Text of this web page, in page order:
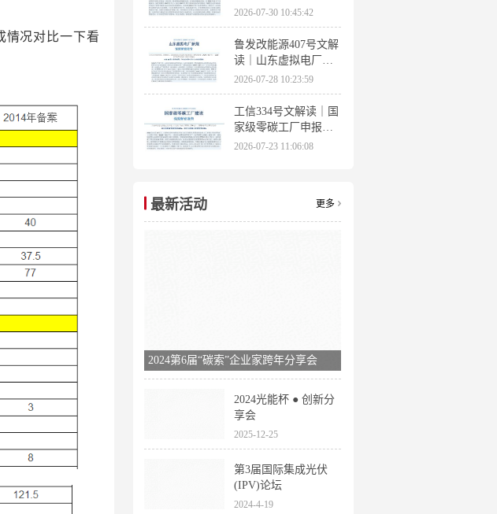
情况对比一下看
电价落地 电量电价下
调容量电价上调
2026-07-30 10:45:42
鲁发改能源407号文解
读｜山东虚拟电厂管
理办法全文 分布式光
伏打包入市规则详解
2026-07-28 10:23:59
工信334号文解读｜国
家级零碳工厂申报条
件、三大硬性指标、
2026-07-23 11:06:08
最新活动 更多
2024第6届“碳索”企业家跨年分享会
2024光能杯 ● 创新分
享会
2025-12-25
第3届国际集成光伏
(IPV)论坛
2024-4-19